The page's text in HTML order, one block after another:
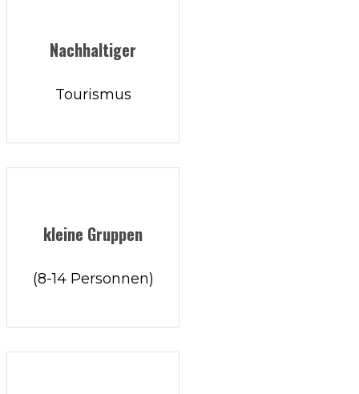
Nachhaltiger
Tourismus
kleine Gruppen
(8-14 Personnen)